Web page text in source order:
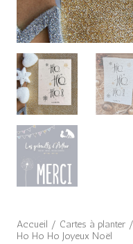
Accueil / Cartes à planter/
Ho Ho Ho Joyeux Noël